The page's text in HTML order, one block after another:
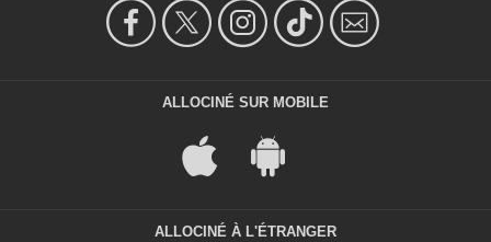
ALLOCINÉ SUR MOBILE
ALLOCINÉ À L'ÉTRANGER